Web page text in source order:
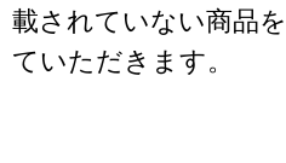
載されていない商品
ていただきます。